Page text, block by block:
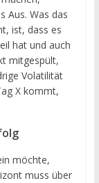
Aus. Was das
ist, dass es
hat und auch
mitgespült,
Volatilität
X kommt,
möchte,
muss über